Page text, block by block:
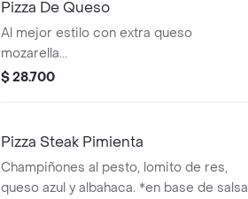
Pizza De Queso
Al mejor estilo con extra queso
mozarella...
$ 28.700
Pizza Steak Pimienta
Champiñones al pesto, lomito de res,
queso azul y albahaca. *en base de salsa